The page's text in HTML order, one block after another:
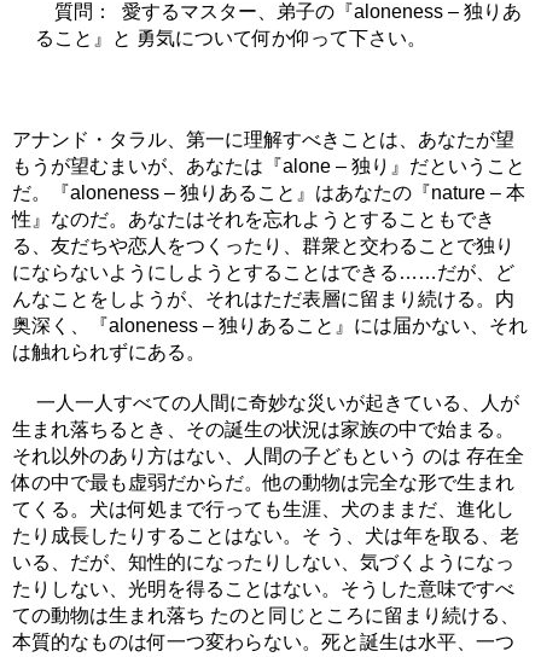
質問： 愛するマスター、弟子の『aloneness – 独りあ
ること』と 勇気について何か仰って下さい。
アナンド・タラル、第一に理解すべきことは、あなたが望
もうが望むまいが、あなたは『alone – 独り』だということ
だ。『aloneness – 独りあること』はあなたの『nature – 本
性』なのだ。あなたはそれを忘れようとすることもでき
る、友だちや恋人をつくったり、群衆と交わることで独り
にならないようにしようとすることはできる……だが、ど
んなことをしようが、それはただ表層に留まり続ける。内
奥深く、『aloneness – 独りあること』には届かない、それ
は触れられずにある。
一人一人すべての人間に奇妙な災いが起きている、人が
生まれ落ちるとき、その誕生の状況は家族の中で始まる。
それ以外のあり方はない、人間の子どもという のは 存在全
体の中で最も虚弱だからだ。他の動物は完全な形で生まれ
てくる。犬は何処まで行っても生涯、犬のままだ、進化し
たり成長したりすることはない。そ う、犬は年を取る、老
いる、だが、知性的になったりしない、気づくようになっ
たりしない、光明を得ることはない。そうした意味ですべ
ての動物は生まれ落ち たのと同じところに留まり続ける、
本質的なものは何一つ変わらない。死と誕生は水平、一つ